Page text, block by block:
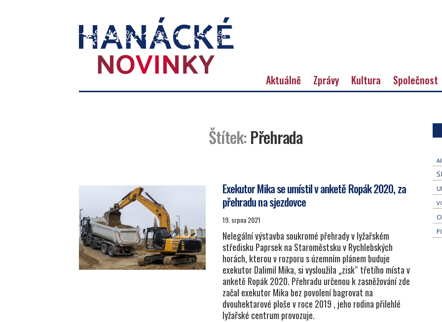
novinky
Aktuálně Zprávy Kultura Společnost
Štítek:Přehrada
Exekutor Mika se umístil v anketě Ropák 2020, za
přehradu na sjezdovce
19. srpna 2021
Nelegální výstavba soukromé přehrady v lyžařském
středisku Paprsek na Staroměstsku v Rychlebských
horách, kterou v rozporu s územním plánem buduje
exekutor Dalimil Mika, si vysloužila „zisk“ třetího místa v
anketě Ropák 2020. Přehradu určenou k zasněžování zde
začal exekutor Mika bez povolení bagrovat na
dvouhektarové ploše v roce 2019 , jeho rodina přilehlé
lyžařské centrum provozuje.